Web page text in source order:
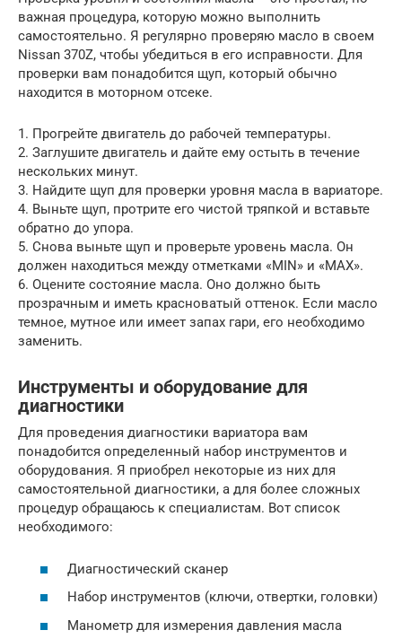
важная процедура, которую можно выполнить
самостоятельно. Я регулярно проверяю масло в своем
Nissan 370Z, чтобы убедиться в его исправности. Для
проверки вам понадобится щуп, который обычно
находится в моторном отсеке.
1. Прогрейте двигатель до рабочей температуры.
2. Заглушите двигатель и дайте ему остыть в течение
нескольких минут.
3. Найдите щуп для проверки уровня масла в вариаторе.
4. Выньте щуп, протрите его чистой тряпкой и вставьте
обратно до упора.
5. Снова выньте щуп и проверьте уровень масла. Он
должен находиться между отметками «MIN» и «MAX».
6. Оцените состояние масла. Оно должно быть
прозрачным и иметь красноватый оттенок. Если масло
темное, мутное или имеет запах гари, его необходимо
заменить.
Инструменты и оборудование для
диагностики
Для проведения диагностики вариатора вам
понадобится определенный набор инструментов и
оборудования. Я приобрел некоторые из них для
самостоятельной диагностики, а для более сложных
процедур обращаюсь к специалистам. Вот список
необходимого:
Диагностический сканер
Набор инструментов (ключи, отвертки, головки)
Манометр для измерения давления масла